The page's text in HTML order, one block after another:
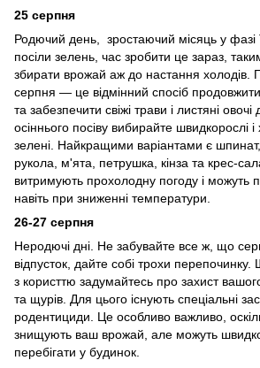
25 серпня
Родючий день, зростаючий місяць у
посіли зелень, час зробити це зараз,
збирати врожай аж до настання холодів.
серпня — це відмінний спосіб
та забезпечити свіжі трави і листяні овочі
осіннього посіву вибирайте швидкорослі і
зелені. Найкращими варіантами є
рукола, м'ята, петрушка, кінза та крес-
витримують прохолодну погоду і можуть
навіть при зниженні температури.
26-27 серпня
Неродючі дні. Не забувайте все ж, що
відпусток, дайте собі трохи
з користтю задумайтесь про захист
та щурів. Для цього існують спеціальні
родентициди. Це особливо важливо,
знищують ваш врожай, але можуть
перебігати у будинок.